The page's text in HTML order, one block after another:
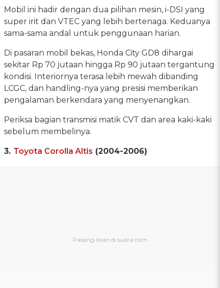
Mobil ini hadir dengan dua pilihan mesin, i-DSI yang
super irit dan VTEC yang lebih bertenaga. Keduanya
sama-sama andal untuk penggunaan harian.
Di pasaran mobil bekas, Honda City GD8 dihargai
sekitar Rp 70 jutaan hingga Rp 90 jutaan tergantung
kondisi. Interiornya terasa lebih mewah dibanding
LCGC, dan handling-nya yang presisi memberikan
pengalaman berkendara yang menyenangkan.
Periksa bagian transmisi matik CVT dan area kaki-kaki
sebelum membelinya.
3. Toyota Corolla Altis (2004-2006)